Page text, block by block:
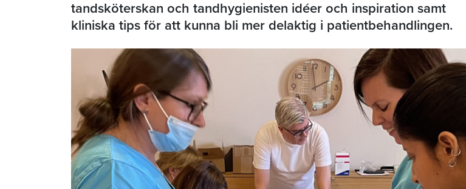
tandsköterskan och tandhygienisten idéer och inspiration samt
kliniska tips för att kunna bli mer delaktig i patientbehandlingen.